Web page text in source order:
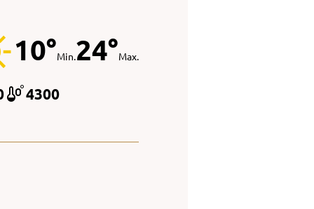
10°Min.24°Max.
4300